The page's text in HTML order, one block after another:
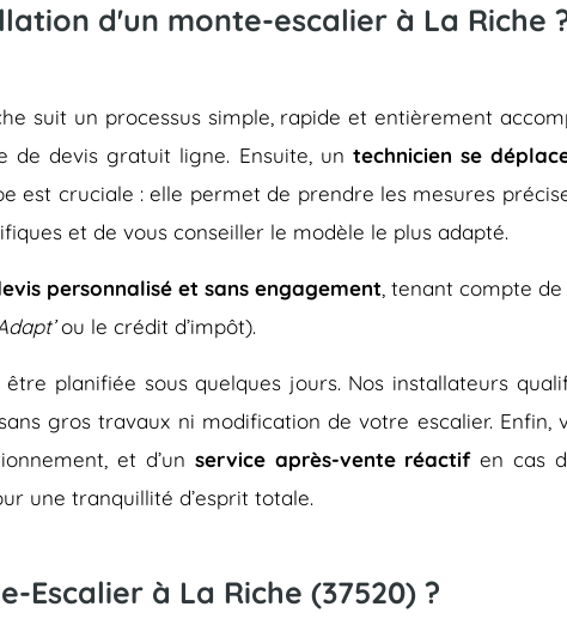
d'un monte-escalier à La Riche
suit un processus simple, rapide et entièrement
de devis gratuit ligne. Ensuite, un technicien se
est cruciale : elle permet de prendre les mesures
et de vous conseiller le modèle le plus adapté.
personnalisé et sans engagement , tenant compte
ou le crédit d’impôt).
planifiée sous quelques jours. Nos installateurs
sans gros travaux ni modification de votre escalier. Enfin,
et d’un service après-vente réactifen cas
une tranquillité d’esprit totale.
Escalier à La Riche (37520) ?